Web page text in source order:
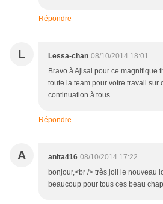
Répondre
L Lessa-chan 08/10/2014 18:01
Bravo à Ajisai pour ce magnifique
toute la team pour votre travail sur
continuation à tous.
Répondre
A anita416 08/10/2014 17:22
bonjour,<br /> très joli le nouveau
beaucoup pour tous ces beau